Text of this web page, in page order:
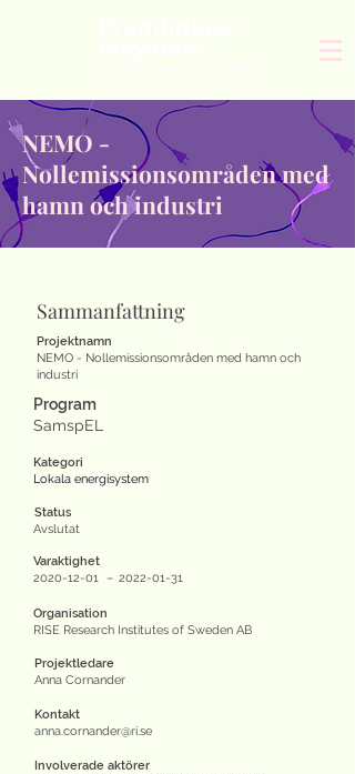
NEMO -
Nollemissionsområden med
hamn och industri
Sammanfattning
Projektnamn
NEMO - Nollemissionsområden med hamn och
industri
Program
SamspEL
Kategori
Lokala energisystem
Status
Avslutat
Varaktighet
2020-12-01
– 2022-01-31
Organisation
RISE Research Institutes of Sweden AB
Projektledare
Anna Cornander
Kontakt
anna.cornander@ri.se
Involverade aktörer